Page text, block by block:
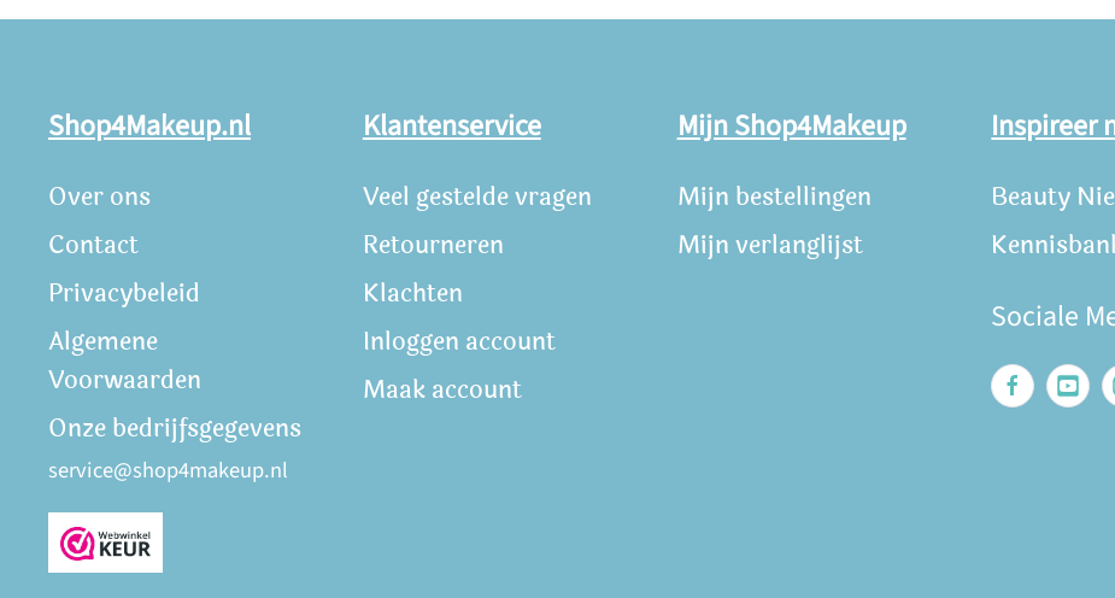
Shop4Makeup.nl
Over ons
Contact
Privacybeleid
Algemene
Voorwaarden
Onze bedrijfsgegevens
service@shop4makeup.nl
Klantenservice
Veel gestelde vragen
Retourneren
Klachten
Inloggen account
Maak account
Mijn Shop4Makeup
Mijn bestellingen
Mijn verlanglijst
Inspireer
Beauty
Sociale